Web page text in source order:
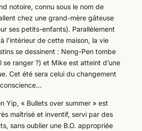
notoire, connu sous le nom de
chez une grand-mère gâteuse
ses petits-enfants). Parallèlement
l’intérieur de cette maison, la vie
se dessinent : Neng-Pen tombe
ranger ?) et Mike est atteint d’une
Cet été sera celui du changement
Yip, « Bullets over summer » est
maîtrisé et inventif, servi par des
sans oublier une B.O. appropriée